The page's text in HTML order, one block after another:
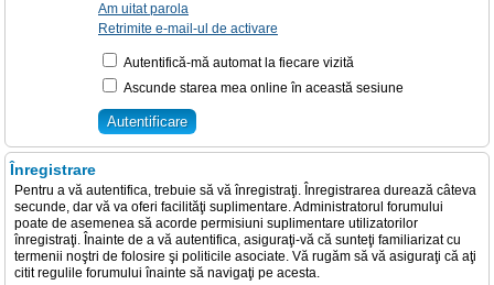
Am uitat parola
Retrimite e-mail-ul de activare
Autentifică-mă automat la fiecare vizită
Ascunde starea mea online în această sesiune
Înregistrare
Pentru a vă autentifica, trebuie să vă înregistraţi. Înregistrarea durează câteva
secunde, dar vă va oferi facilităţi suplimentare. Administratorul forumului
poate de asemenea să acorde permisiuni suplimentare utilizatorilor
înregistraţi. Înainte de a vă autentifica, asiguraţi-vă că sunteţi familiarizat cu
termenii noştri de folosire şi politicile asociate. Vă rugăm să vă asiguraţi că aţi
citit regulile forumului înainte să navigaţi pe acesta.